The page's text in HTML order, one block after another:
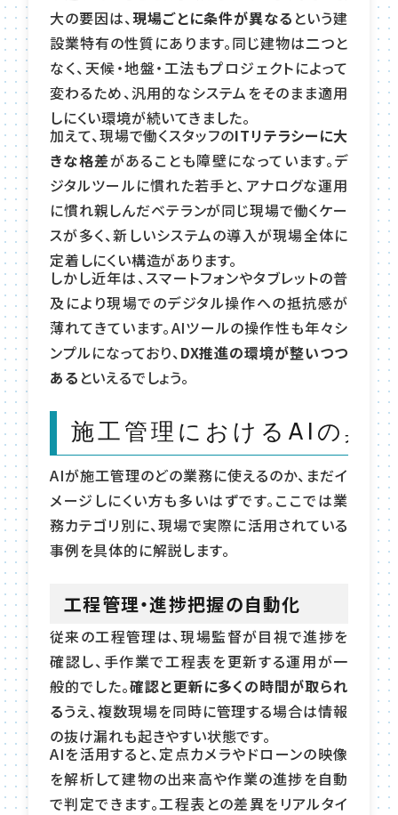
大の要因は、現場ごとに条件が異なる という建
設業特有の性質にあります。同じ建物は二つと
なく、天候・地盤・工法もプロジェクトによって
変わるため、汎用的なシステムをそのまま適用
しにくい環境が続いてきました。
加えて、現場で働くスタッフのITリテラシーに大
きな格差があることも障壁になっています。デ
ジタルツールに慣れた若手と、アナログな運用
に慣れ親しんだベテランが同じ現場で働くケー
スが多く、新しいシステムの導入が現場全体に
定着しにくい構造があります。
しかし近年は、スマートフォンやタブレットの普
及により現場でのデジタル操作への抵抗感が
薄れてきています。AIツールの操作性も年々シ
ンプルになっており、DX推進の環境が整いつつ
ある といえるでしょう。
施工管理におけるAIの具
AIが施工管理のどの業務に使えるのか、まだイ
メージしにくい方も多いはずです。ここでは業
務カテゴリ別に、現場で実際に活用されている
事例を具体的に解説します。
工程管理・進捗把握の自動化
従来の工程管理は、現場監督が目視で進捗を
確認し、手作業で工程表を更新する運用が一
般的でした。確認と更新に多くの時間が取られ
るうえ、複数現場を同時に管理する場合は情報
の抜け漏れも起きやすい状態です。
AIを活用すると、定点カメラやドローンの映像
を解析して建物の出来高や作業の進捗を自動
で判定できます。工程表との差異をリアルタイ